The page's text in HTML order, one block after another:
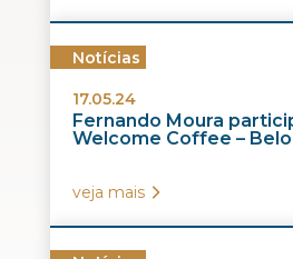
Notícias
17.05.24
Fernando Moura
Welcome Coffee –
veja mais